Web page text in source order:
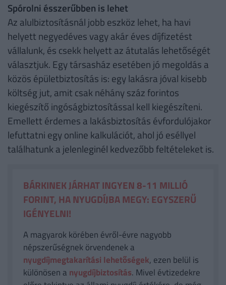
Spórolni ésszerűbben is lehet
Az alulbiztosításnál jobb eszköz lehet, ha havi
helyett negyedéves vagy akár éves díjfizetést
vállalunk, és csekk helyett az átutalás lehetőségét
választjuk. Egy társasház esetében jó megoldás a
közös épületbiztosítás is: egy lakásra jóval kisebb
költség jut, amit csak néhány száz forintos
kiegészítő ingóságbiztosítással kell kiegészíteni.
Emellett érdemes a lakásbiztosítás évfordulójakor
lefuttatni egy online kalkulációt, ahol jó eséllyel
találhatunk a jelenleginél kedvezőbb feltételeket is.
BÁRKINEK JÁRHAT INGYEN 8-11 MILLIÓ
FORINT, HA NYUGDÍJBA MEGY: EGYSZERŰ
IGÉNYELNI!
A magyarok körében évről-évre nagyobb
népszerűségnek örvendenek a
nyugdíjmegtakarítási lehetőségek, ezen belül is
különösen a nyugdíjbiztosítás. Mivel évtizedekre